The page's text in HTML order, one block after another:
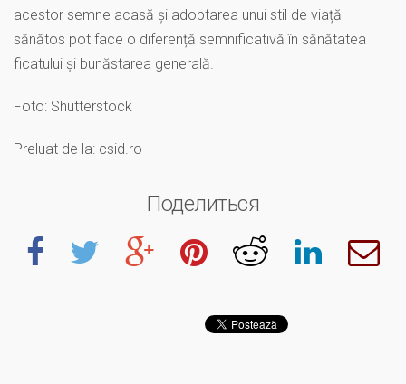
acestor semne acasă și adoptarea unui stil de viață
sănătos pot face o diferență semnificativă în sănătatea
ficatului și bunăstarea generală.
Foto: Shutterstock
Preluat de la: csid.ro
Поделиться